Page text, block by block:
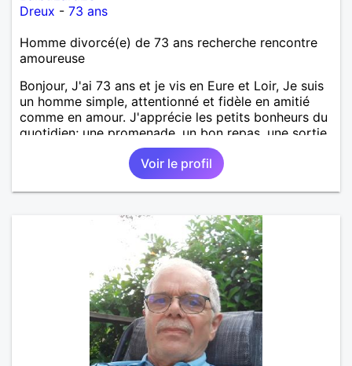
Dreux - 73 ans
Homme divorcé(e) de 73 ans recherche rencontre
amoureuse
Bonjour, J'ai 73 ans et je vis en Eure et Loir, Je suis
un homme simple, attentionné et fidèle en amitié
comme en amour. J'apprécie les petits bonheurs du
quotidien; une promenade, un bon repas, une sortie,
une discision agréable ou un moment de détente à
deux. Je souhaite rencontrer une femme douce,
honnête et bienveillante, avec qui partager des
moments de complicité, de rire et de confiance. Je
une belle amitié et qu'il n'est jamais trop tard pour
écrire une nouvelle histoire. Si vous aimez les
échanges sincères, les valeurs de respect et de
simplicité, nous pourrions faire connaissance autour
d'un café suivi d'une balade, sans précipitation et
laisser le temps faire le reste. Au plaisir de vous lire.
Voir le profil